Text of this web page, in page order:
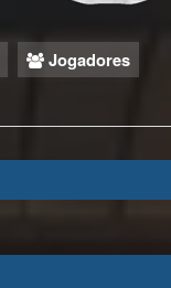
Jogadores